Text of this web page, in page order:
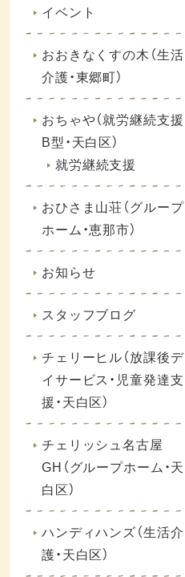
イベント
おおきなくすの木（生活
介護・東郷町）
おちゃや（就労継続支援
B型・天白区）
就労継続支援
おひさま山荘（グループ
ホーム・恵那市）
お知らせ
スタッフブログ
チェリーヒル（放課後デ
イサービス・児童発達支
援・天白区）
チェリッシュ名古屋
GH（グループホーム・天
白区）
ハンディハンズ（生活介
護・天白区）